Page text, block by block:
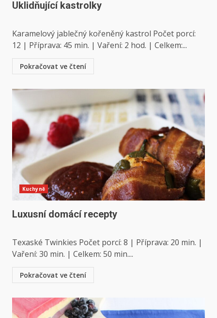
Uklidňující kastrolky
Karamelový jablečný kořeněný kastrol Počet porcí:
12 | Příprava: 45 min. | Vaření: 2 hod. | Celkem:...
Pokračovat ve čtení
Kuchyně
Luxusní domácí recepty
Texaské Twinkies Počet porcí: 8 | Příprava: 20 min. |
Vaření: 30 min. | Celkem: 50 min....
Pokračovat ve čtení